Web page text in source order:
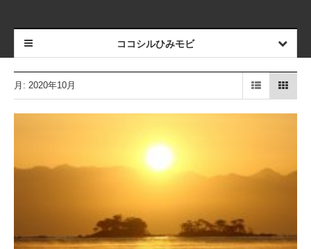
ココシルひみモビ
月: 2020年10月